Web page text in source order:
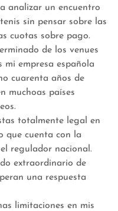
analizar un encuentro
sin pensar sobre las
cuotas sobre pago.
de los venues
mi empresa española
cuarenta años de
muchoas países
totalmente legal en
que cuenta con la
regulador nacional.
extraordinario de
una respuesta
limitaciones en mis